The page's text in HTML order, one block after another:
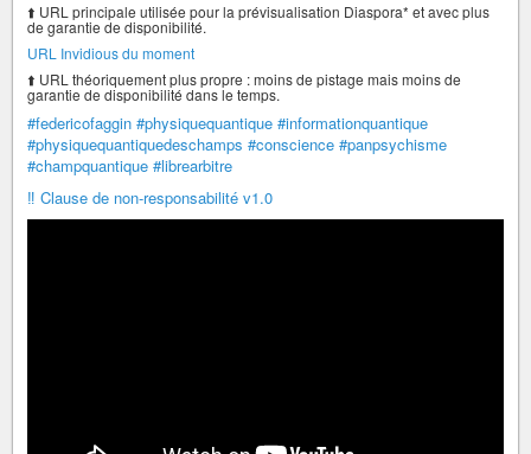
⬆️ URL principale utilisée pour la prévisualisation Diaspora* et avec plus
de garantie de disponibilité.
URL Invidious du moment
⬆️ URL théoriquement plus propre : moins de pistage mais moins de
garantie de disponibilité dans le temps.
#federicofaggin #physiquequantique #informationquantique
#physiquequantiquedeschamps #conscience #panpsychisme
#champquantique #librearbitre
‼️ Clause de non-responsabilité v1.0